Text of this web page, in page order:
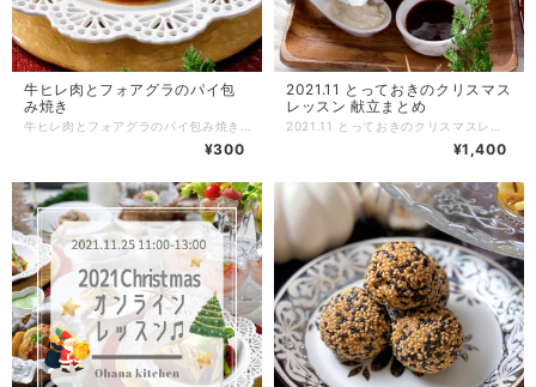
牛ヒレ肉とフォアグラのパイ包
み焼き
¥300
2021.11 とっておきのクリスマス
レッスン 献立まとめ
¥1,400